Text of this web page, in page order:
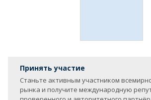
Принять участие
Станьте активным участником
рынка и получите международную